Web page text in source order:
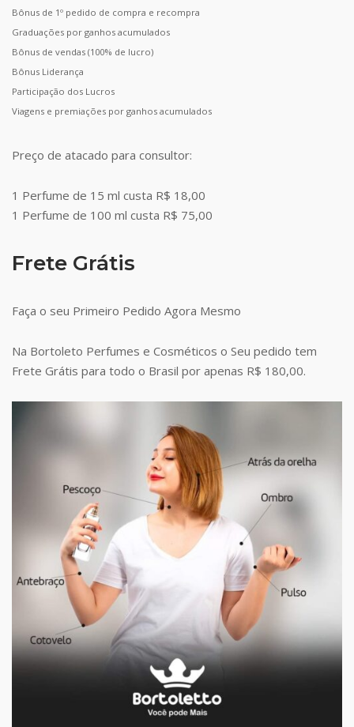
Bônus de 1º pedido de compra e recompra
Graduações por ganhos acumulados
Bônus de vendas (100% de lucro)
Bônus Liderança
Participação dos Lucros
Viagens e premiações por ganhos acumulados
Preço de atacado para consultor:
1 Perfume de 15 ml custa R$ 18,00
1 Perfume de 100 ml custa R$ 75,00
Frete Grátis
Faça o seu Primeiro Pedido Agora Mesmo
Na Bortoleto Perfumes e Cosméticos o Seu pedido tem
Frete Grátis para todo o Brasil por apenas R$ 180,00.